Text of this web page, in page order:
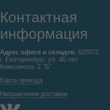
Контактная
информация
Адрес офиса и складов: 620072,
г. Екатеринбург, ул. 40 лет
Комсомола, 2 "Б".
Карта проезда
Направления доставки